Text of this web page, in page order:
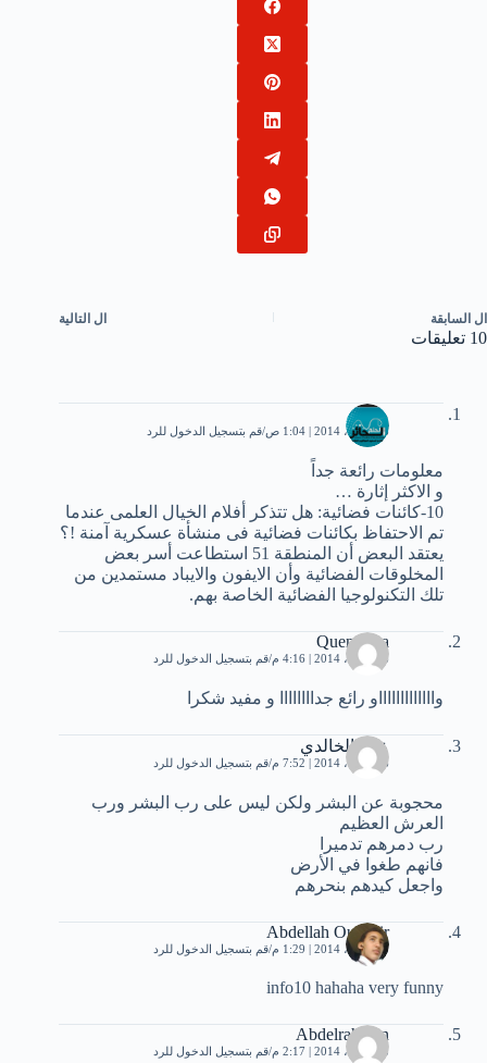
ال السابقة ال التالية
10 تعليقات
مجد
26 أبريل، 2014 | 1:04 ص قم بتسجيل الدخول للرد
معلومات رائعة جداً
و الاكثر إثارة …
10-كائنات فضائية: هل تتذكر أفلام الخيال العلمى عندما
تم الاحتفاظ بكائنات فضائية فى منشأة عسكرية آمنة !؟
يعتقد البعض أن المنطقة 51 استطاعت أسر بعض
المخلوقات الفضائية وأن الايفون والايباد مستمدين من
تلك التكنولوجيا الفضائية الخاصة بهم.
Quen Sara
26 أبريل، 2014 | 4:16 م قم بتسجيل الدخول للرد
واااااااااااااو رائع جداااااااا و مفيد شكرا
علي الخالدي
26 أبريل، 2014 | 7:52 م قم بتسجيل الدخول للرد
محجوبة عن البشر ولكن ليس على رب البشر ورب
العرش العظيم
رب دمرهم تدميرا
فانهم طغوا في الأرض
واجعل كيدهم بنحرهم
Abdellah Ousghir
28 أبريل، 2014 | 1:29 م قم بتسجيل الدخول للرد
info10 hahaha very funny
Abdelrahman
28 أبريل، 2014 | 2:17 م قم بتسجيل الدخول للرد